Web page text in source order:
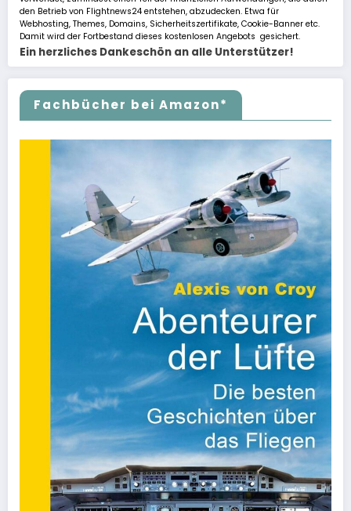
den Betrieb von Flightnews24 entstehen, abzudecken. Etwa für
Webhosting, Themes, Domains, Sicherheitszertifikate, Cookie-Banner etc.
Damit wird der Fortbestand dieses kostenlosen Angebots gesichert.
Ein herzliches Dankeschön an alle Unterstützer!
Fachbücher bei Amazon*